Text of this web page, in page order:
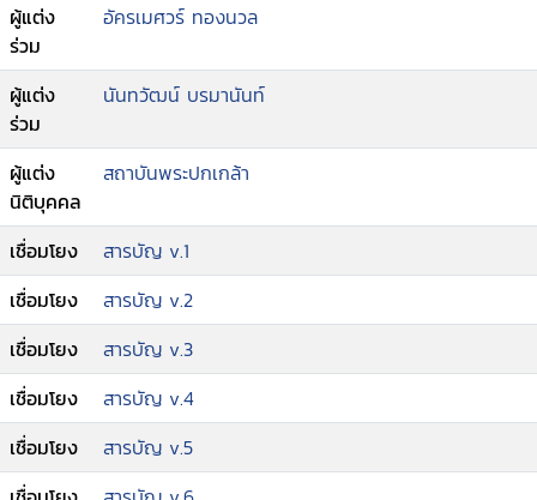
ผู้แต่ง
ร่วม
อัครเมศวร์ ทองนวล
ผู้แต่ง
ร่วม
นันทวัฒน์ บรมานันท์
ผู้แต่ง
นิติบุคคล
สถาบันพระปกเกล้า
เชื่อมโยง
สารบัญ v.1
เชื่อมโยง
สารบัญ v.2
เชื่อมโยง
สารบัญ v.3
เชื่อมโยง
สารบัญ v.4
เชื่อมโยง
สารบัญ v.5